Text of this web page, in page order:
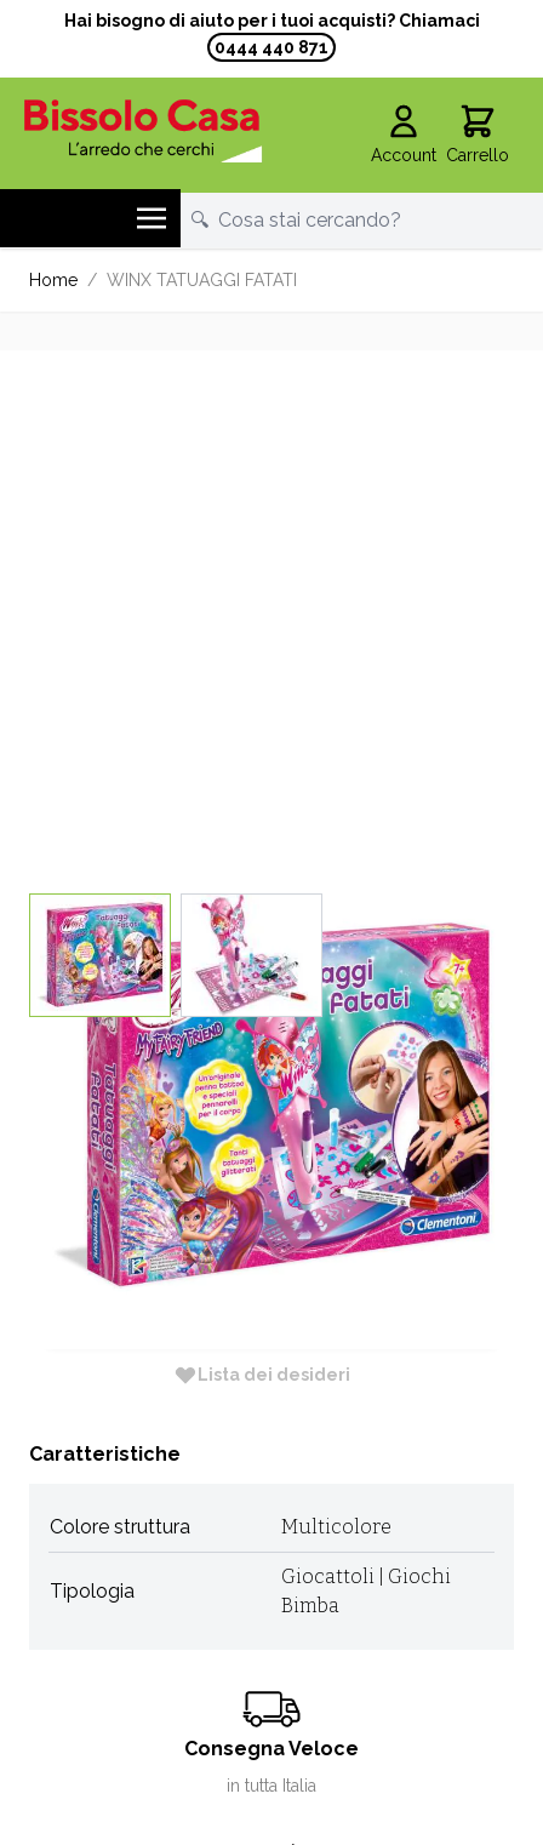
Hai bisogno di aiuto per i tuoi acquisti? Chiamaci
0444 440 871
Account Carrello
Home / WINX TATUAGGI FATATI
View larger image
WINX TATUAGGI FATATI
CODICE:15776
Non Disponibile
Diametro: cm Null
Lista dei desideri
Caratteristiche
Colore struttura Multicolore
Tipologia
Giocattoli | Giochi
Bimba
Consegna Veloce
in tutta Italia